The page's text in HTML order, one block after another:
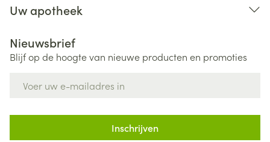
Uw apotheek
Nieuwsbrief
Blijf op de hoogte van nieuwe producten en promoties
Inschrijven